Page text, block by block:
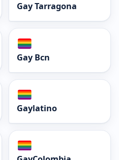
Gay Tarragona
Gay Bcn
Gaylatino